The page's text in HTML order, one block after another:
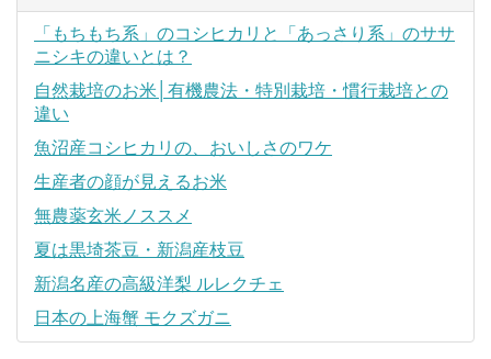
「もちもち系」のコシヒカリと「あっさり系」のササ
ニシキの違いとは？
自然栽培のお米│有機農法・特別栽培・慣行栽培との
違い
魚沼産コシヒカリの、おいしさのワケ
生産者の顔が見えるお米
無農薬玄米ノススメ
夏は黒埼茶豆・新潟産枝豆
新潟名産の高級洋梨 ルレクチェ
日本の上海蟹 モクズガニ